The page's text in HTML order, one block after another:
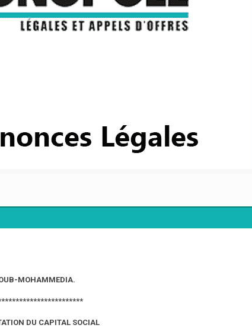
MOHAMMEDIA.
DU CAPITAL SOCIAL